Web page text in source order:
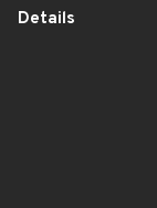
Details